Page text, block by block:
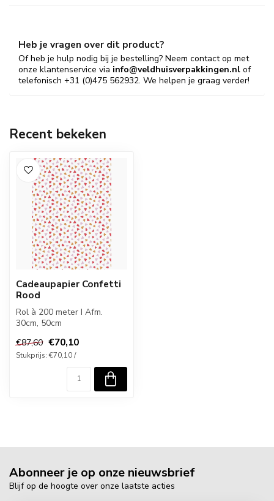
Heb je vragen over dit product?
Of heb je hulp nodig bij je bestelling? Neem contact op met
onze klantenservice via info@veldhuisverpakkingen.nl of
telefonisch +31 (0)475 562932. We helpen je graag verder!
Recent bekeken
Cadeaupapier Confetti
Rood
Rol à 200 meter I Afm.
30cm, 50cm
€87,60 €70,10
Stukprijs: €70,10 /
Abonneer je op onze nieuwsbrief
Blijf op de hoogte over onze laatste acties